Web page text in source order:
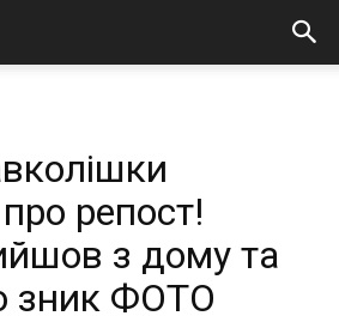
репост!
з дому та
зник ФОТО